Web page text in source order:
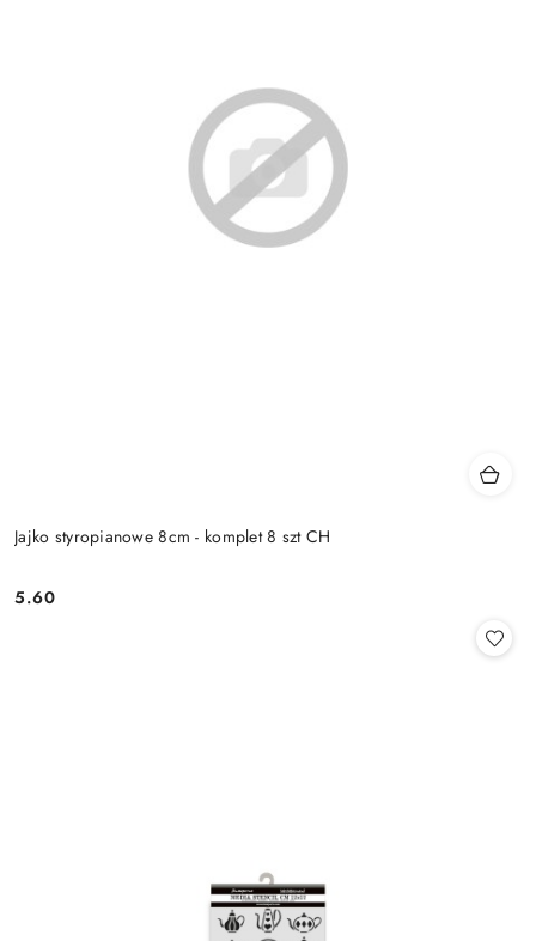
Jajko styropianowe 8cm - komplet 8 szt CH
Cena:
5.60